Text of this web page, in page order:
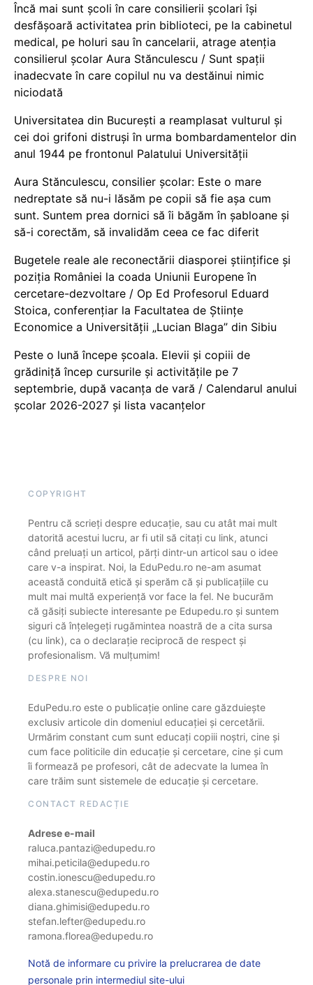
Încă mai sunt școli în care consilierii școlari își
desfășoară activitatea prin biblioteci, pe la cabinetul
medical, pe holuri sau în cancelarii, atrage atenția
consilierul școlar Aura Stănculescu / Sunt spații
inadecvate în care copilul nu va destăinui nimic
niciodată
Universitatea din București a reamplasat vulturul și
cei doi grifoni distruși în urma bombardamentelor din
anul 1944 pe frontonul Palatului Universității
Aura Stănculescu, consilier școlar: Este o mare
nedreptate să nu-i lăsăm pe copii să fie așa cum
sunt. Suntem prea dornici să îi băgăm în șabloane și
să-i corectăm, să invalidăm ceea ce fac diferit
Bugetele reale ale reconectării diasporei științifice și
poziția României la coada Uniunii Europene în
cercetare-dezvoltare / Op Ed Profesorul Eduard
Stoica, conferențiar la Facultatea de Științe
Economice a Universității „Lucian Blaga” din Sibiu
Peste o lună începe școala. Elevii și copiii de
grădiniță încep cursurile și activitățile pe 7
septembrie, după vacanța de vară / Calendarul anului
școlar 2026-2027 și lista vacanțelor
COPYRIGHT
Pentru că scrieți despre educație, sau cu atât mai mult
datorită acestui lucru, ar fi util să citați cu link, atunci
când preluați un articol, părți dintr-un articol sau o idee
care v-a inspirat. Noi, la EduPedu.ro ne-am asumat
această conduită etică și sperăm că și publicațiile cu
mult mai multă experiență vor face la fel. Ne bucurăm
că găsiți subiecte interesante pe Edupedu.ro și suntem
siguri că înțelegeți rugămintea noastră de a cita sursa
(cu link), ca o declarație reciprocă de respect și
profesionalism. Vă mulțumim!
DESPRE NOI
EduPedu.ro este o publicație online care găzduiește
exclusiv articole din domeniul educației și cercetării.
Urmărim constant cum sunt educați copiii noștri, cine și
cum face politicile din educație și cercetare, cine și cum
îi formează pe profesori, cât de adecvate la lumea în
care trăim sunt sistemele de educație și cercetare.
CONTACT REDACȚIE
Adrese e-mail
raluca.pantazi@edupedu.ro
mihai.peticila@edupedu.ro
costin.ionescu@edupedu.ro
alexa.stanescu@edupedu.ro
diana.ghimisi@edupedu.ro
stefan.lefter@edupedu.ro
ramona.florea@edupedu.ro
Notă de informare cu privire la prelucrarea de date
personale prin intermediul site-ului